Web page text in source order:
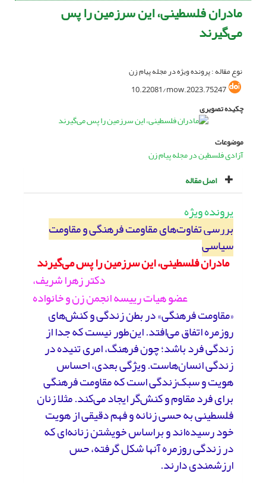
مادران فلسطینی، این سرزمین را پس
می‌گیرند
نوع مقاله : پرونده ویژه در مجله پیام زن
10.22081/mow.2023.75247
چکیده تصویری
موضوعات
آزادی فلسطین در مجله پیام زن
اصل مقاله
پرونده ویژه
بررسی تفاوت‌های مقاومت فرهنگی و مقاومت
سیاسی
مادران فلسطینی، این سرزمین را پس می‌گیرند
دکتر زهرا شریف،
عضو هیات رییسه انجمن زن و خانواده
«مقاومت فرهنگی» در بطن زندگی و کنش‌های
روزمره اتفاق می‌افتد. این‌طور نیست که جدا از
زندگی فرد باشد؛ چون فرهنگ، امری تنیده در
زندگی انسان‌هاست. ویژگی بعدی، احساس
هویت و سبک‌زندگی است که مقاومت فرهنگی
برای فرد مقاوم و کنش‌گر ایجاد می‌کند. مثلا زنان
فلسطینی به حسی زنانه‌ و فهم دقیقی از هویت
خود رسیده‌اند و براساس خویشتن زنانه‌ای که
در زندگی روزمره آنها شکل گرفته، حس
ارزشمندی دارند.